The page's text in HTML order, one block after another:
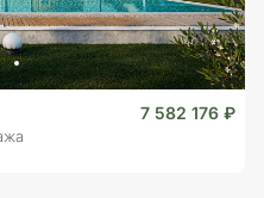
7 582 176 ₽